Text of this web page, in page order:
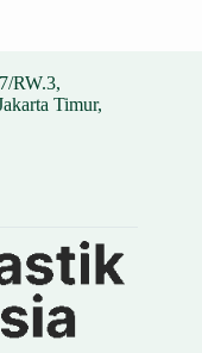
RW.3,
Timur,